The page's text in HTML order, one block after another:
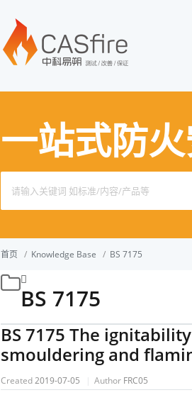
一站式防
for:
首页 / Knowledge Base / BS 7175
BS 7175
BS 7175 The
smouldering and
Created2019-07-05 Author FRC05